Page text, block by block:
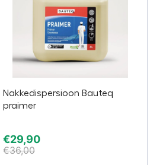
Nakkedispersioon Bauteq
praimer
€29,90
€36,00